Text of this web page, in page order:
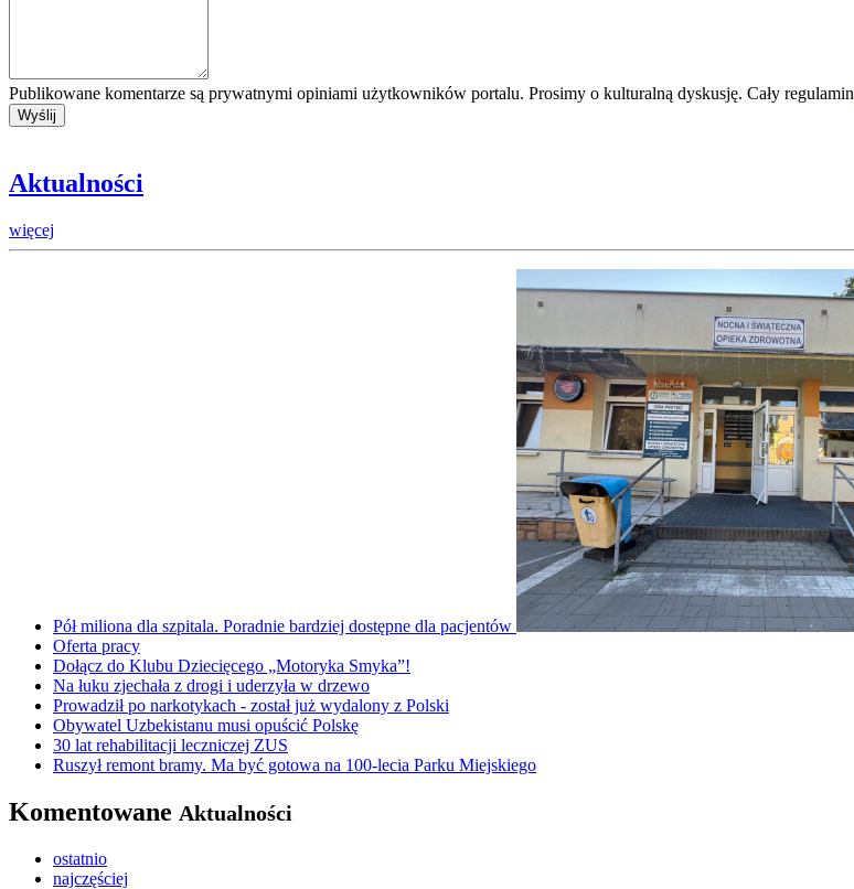
Publikowane komentarze są prywatnymi opiniami użytkowników portalu. Prosimy o kulturalną dyskusję. Cały regulamin
Aktualności
więcej
Pół miliona dla szpitala. Poradnie bardziej dostępne dla pacjentów
Oferta pracy
Dołącz do Klubu Dziecięcego „Motoryka Smyka”!
Na łuku zjechała z drogi i uderzyła w drzewo
Prowadził po narkotykach - został już wydalony z Polski
Obywatel Uzbekistanu musi opuścić Polskę
30 lat rehabilitacji leczniczej ZUS
Ruszył remont bramy. Ma być gotowa na 100-lecia Parku Miejskiego
Komentowane Aktualności
ostatnio
najczęściej